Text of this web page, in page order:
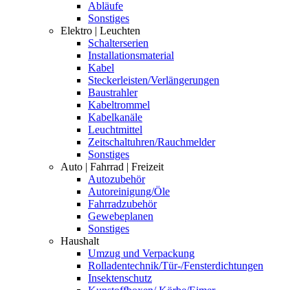
Abläufe
Sonstiges
Elektro | Leuchten
Schalterserien
Installationsmaterial
Kabel
Steckerleisten/Verlängerungen
Baustrahler
Kabeltrommel
Kabelkanäle
Leuchtmittel
Zeitschaltuhren/Rauchmelder
Sonstiges
Auto | Fahrrad | Freizeit
Autozubehör
Autoreinigung/Öle
Fahrradzubehör
Gewebeplanen
Sonstiges
Haushalt
Umzug und Verpackung
Rolladentechnik/Tür-/Fensterdichtungen
Insektenschutz